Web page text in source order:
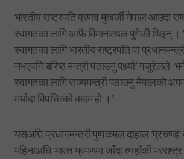
भारतीय राष्ट्रपति प्रणव मुखर्जी नेपाल आउदा
स्वागतका लागि आफैं विमानस्थल पुगेकी थिइन् ।
स्वागतका लागि भारतीय राष्ट्रपति वा
नभएपनि बरिष्ठ मन्त्री पठाउनु पथ्र्यो’ गजुरेलले
स्वागतका लागि राज्यमन्त्री पठाउनु नेपालको
मर्यादा विपरितको कदम हो ।’
यसअघि प्रधानमन्त्री पुष्पकमल दाहाल ‘प्रचण्ड’
महिनाअघि भारत भ्रमणमा जाँदा त्यहाँकी